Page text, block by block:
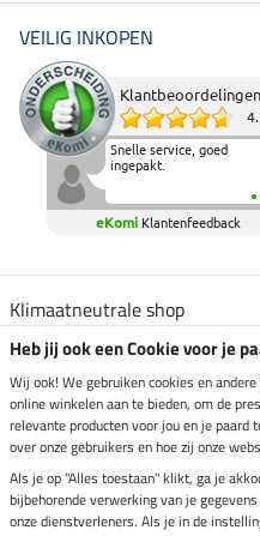
VEILIG INKOPEN
Klantbeoordelingen
Snelle service, goed
ingepakt.
eKomi Klantenfeedback
Klimaatneutrale shop
Verzending per
Veilig betalen met
Heb jij ook een Cookie voor je
Wij ook! We gebruiken cookies en
online winkelen aan te bieden, om de
relevante producten voor jou en je paard
over onze gebruikers en hoe zij onze
Als je op "Alles toestaan" klikt, ga je
bijbehorende verwerking van je
onze dienstverleners. Als je in de